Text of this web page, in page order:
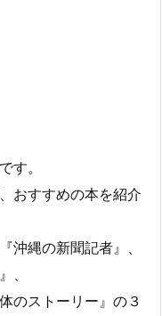
す。
おすすめの本を紹介
沖縄の新聞記者』、
、
のストーリー』の３